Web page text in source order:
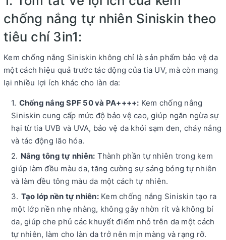
chống nắng tự nhiên Siniskin theo
tiêu chí 3in1:
Kem chống nắng Siniskin không chỉ là sản phẩm bảo vệ da
một cách hiệu quả trước tác động của tia UV, mà còn mang
lại nhiều lợi ích khác cho làn da:
Chống nắng SPF 50 và PA++++: Kem chống nắng
Siniskin cung cấp mức độ bảo vệ cao, giúp ngăn ngừa sự
hại từ tia UVB và UVA, bảo vệ da khỏi sạm đen, cháy nắng
và tác động lão hóa.
Nâng tông tự nhiên: Thành phần tự nhiên trong kem
giúp làm đều màu da, tăng cường sự sáng bóng tự nhiên
và làm đều tông màu da một cách tự nhiên.
Tạo lớp nền tự nhiên:Kem chống nắng Siniskin tạo ra
một lớp nền nhẹ nhàng, không gây nhờn rít và không bí
da, giúp che phủ các khuyết điểm nhỏ trên da một cách
tự nhiên, làm cho làn da trở nên mịn màng và rạng rỡ.